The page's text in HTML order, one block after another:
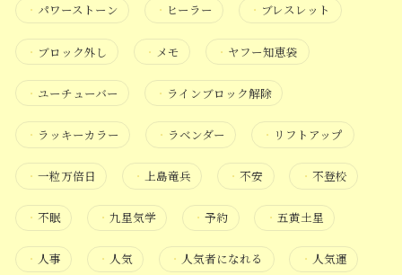
・ パワーストーン ・ ヒーラー ・ ブレスレット
・ ブロック外し ・ メモ ・ ヤフー知恵袋
・ ユーチューバー ・ ラインブロック解除
・ ラッキーカラー ・ ラベンダー ・ リフトアップ
・ 一粒万倍日 ・上島竜兵 ・不安 ・ 不登校
・ 不眠 ・九星気学 ・予約 ・ 五黄土星
・ 人事 ・ 人気 ・ 人気者になれる ・ 人気運